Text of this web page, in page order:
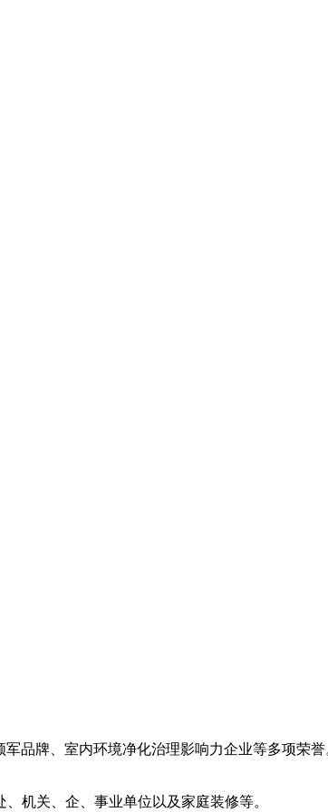
品牌、室内环境净化治理影响力企业等多项荣
机关、企、事业单位以及家庭装修等。